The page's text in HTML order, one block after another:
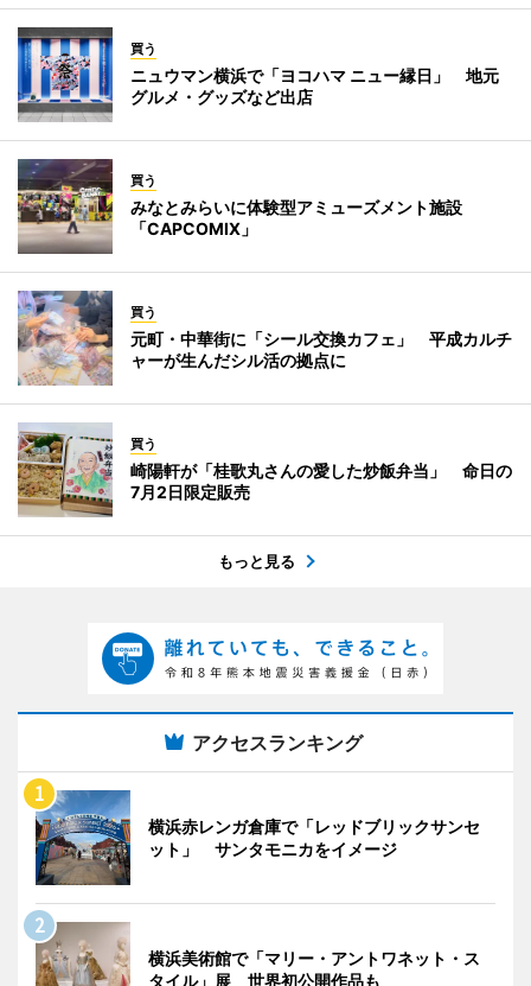
買う
ニュウマン横浜で「ヨコハマ ニュー縁日」 地元
グルメ・グッズなど出店
買う
みなとみらいに体験型アミューズメント施設
「CAPCOMIX」
買う
元町・中華街に「シール交換カフェ」 平成カルチ
ャーが生んだシル活の拠点に
買う
崎陽軒が「桂歌丸さんの愛した炒飯弁当」 命日の
7月2日限定販売
もっと見る
アクセスランキング
横浜赤レンガ倉庫で「レッドブリックサンセ
ット」 サンタモニカをイメージ
横浜美術館で「マリー・アントワネット・ス
タイル」展 世界初公開作品も